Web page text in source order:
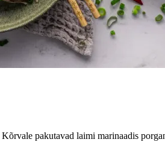
pakutavad laimi marinaadis